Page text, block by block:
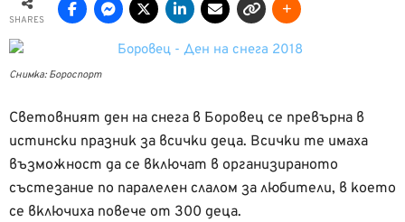
SHARES
Снимка: Бороспорт
Световният ден на снега в Боровец се превърна в
истински празник за всички деца. Всички те имаха
възможност да се включат в организираното
състезание по паралелен слалом за любители, в което
се включиха повече от 300 деца.